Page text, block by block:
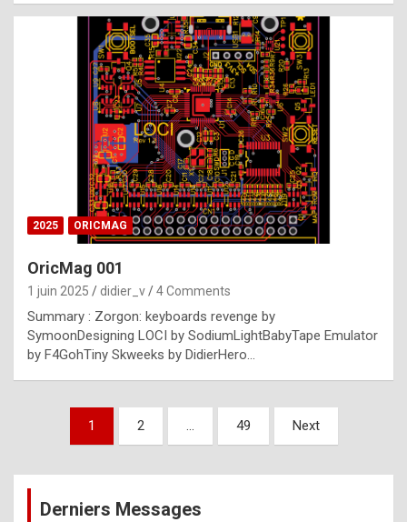
e
b
e
s
t
p
h
o
n
y
l
e
x
a
2025 ORICMAG
OricMag 001
1 juin 2025 didier_v 4 Comments
Summary : Zorgon: keyboards revenge by
SymoonDesigning LOCI by SodiumLightBabyTape Emulator
by F4GohTiny Skweeks by DidierHero…
Pagination
publications
1 2 … 49 Next
Derniers Messages